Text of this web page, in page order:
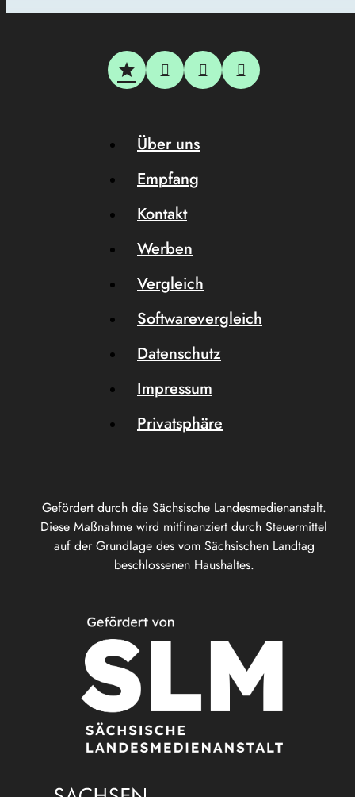
Gefördert durch die Sächsische Landesmedienanstalt.
Diese Maßnahme wird mitfinanziert durch Steuermittel
auf der Grundlage des vom Sächsischen Landtag
beschlossenen Haushaltes.
Über uns
Empfang
Kontakt
Werben
Vergleich
Softwarevergleich
Datenschutz
Impressum
Privatsphäre